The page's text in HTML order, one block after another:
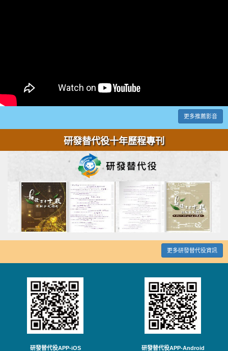
更多推薦影音
研發替代役十年歷程專刊
更多研發替代役資訊
研發替代役APP-iOS 研發替代役APP-Android